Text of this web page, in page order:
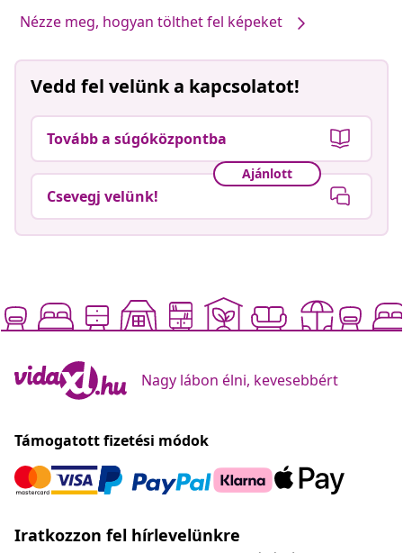
Nézze meg, hogyan tölthet fel képeket
Vedd fel velünk a kapcsolatot!
Tovább a súgóközpontba
Ajánlott
Csevegj velünk!
Nagy lábon élni, kevesebbért
Támogatott fizetési módok
Iratkozzon fel hírlevelünkre